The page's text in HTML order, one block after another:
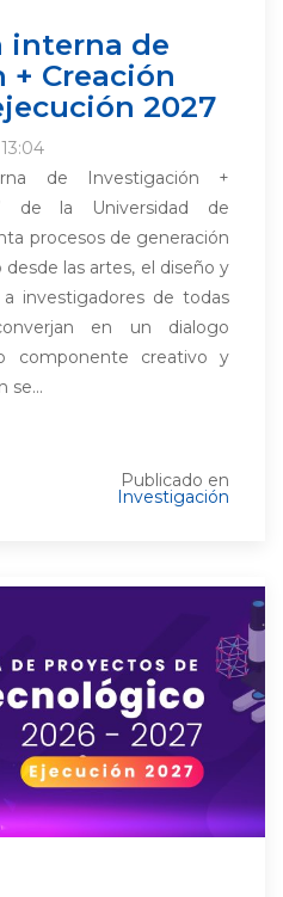
interna de
Creación
2027
de Investigación +
de la Universidad de
procesos de generación
las artes, el diseño y
investigadores de todas
en un dialogo
componente creativo y
se...
Publicado en
Investigación